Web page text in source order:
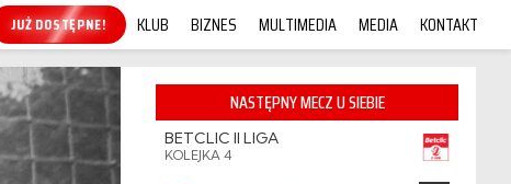
KUP ONLINE! KLUB BIZNES MULTIMEDIA MEDIA KONTAKT
NASTĘPNY MECZ U SIEBIE
BETCLIC II LIGA
KOLEJKA 4